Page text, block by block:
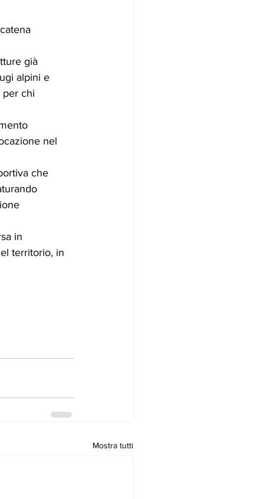
già
alpini e
per chi
nel
che
in
territorio, in
Mostra tutti